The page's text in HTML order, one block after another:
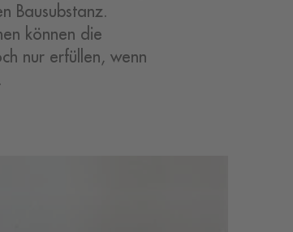
Bausubstanz.
können die
nur erfüllen, wenn